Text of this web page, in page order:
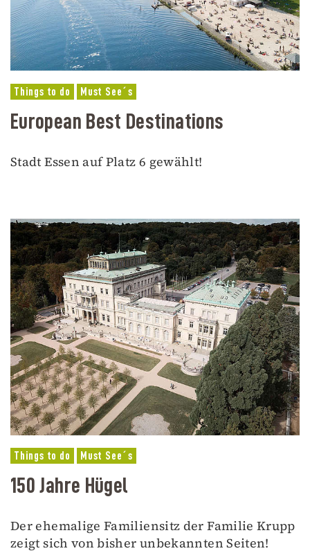
Things to do Must See´s
European Best Destinations
Stadt Essen auf Platz 6 gewählt!
Things to do Must See´s
150 Jahre Hügel
Der ehemalige Familiensitz der Familie Krupp
zeigt sich von bisher unbekannten Seiten!